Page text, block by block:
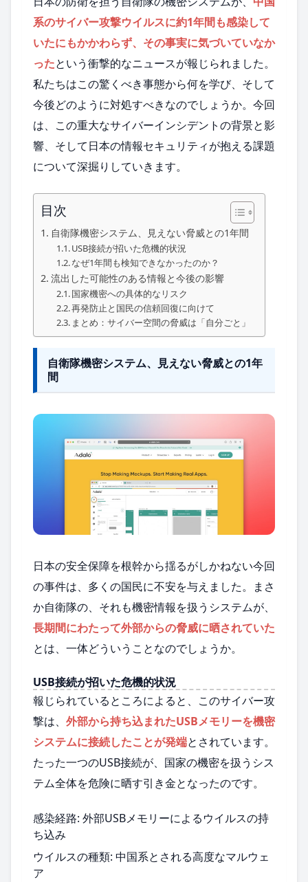
系のサイバー攻撃ウイルスに約1年間も感染して
いたにもかかわらず、その事実に気づいていなか
ったという衝撃的なニュースが報じられました。
私たちはこの驚くべき事態から何を学び、そして
今後どのように対処すべきなのでしょうか。今回
は、この重大なサイバーインシデントの背景と影
響、そして日本の情報セキュリティが抱える課題
について深掘りしていきます。
目次
自衛隊機密システム、見えない脅威との1年間
USB接続が招いた危機的状況
なぜ1年間も検知できなかったのか？
流出した可能性のある情報と今後の影響
国家機密への具体的なリスク
再発防止と国民の信頼回復に向けて
まとめ：サイバー空間の脅威は「自分ごと」
自衛隊機密システム、見えない脅威との1年
間
日本の安全保障を根幹から揺るがしかねない今回
の事件は、多くの国民に不安を与えました。まさ
か自衛隊の、それも機密情報を扱うシステムが、
長期間にわたって外部からの脅威に晒されていた
とは、一体どういうことなのでしょうか。
USB接続が招いた危機的状況
報じられているところによると、このサイバー攻
撃は、 外部から持ち込まれたUSBメモリーを機密
システムに接続したことが発端とされています。
たった一つのUSB接続が、国家の機密を扱うシス
テム全体を危険に晒す引き金となったのです。
感染経路: 外部USBメモリーによるウイルスの持
ち込み
ウイルスの種類: 中国系とされる高度なマルウェ
ア